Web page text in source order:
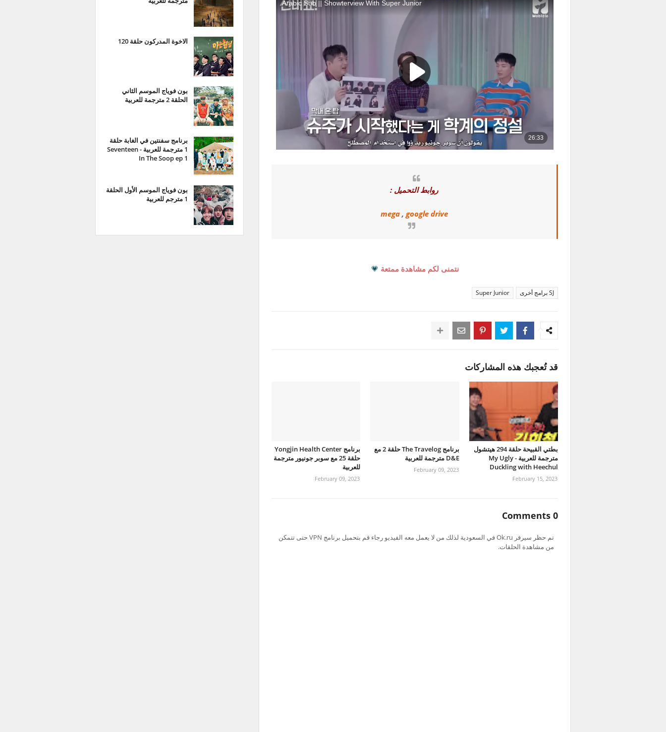
روابط التحميل :
mega, google drive
نتمنى لكم مشاهدة ممتعة 💗
SJ برامج أخرى Super Junior
قد تُعجبك هذه المشاركات
بطتي القبيحة حلقة 294 هيتشول
مترجمة للعربية - My Ugly
Duckling with Heechul
February 15, 2023
برنامج The Travelog حلقة 2 مع
D&E مترجمة للعربية
February 09, 2023
برنامج Yongjin Health Center
حلقة 25 مع سوبر جونيور مترجمة
للعربية
February 09, 2023
0 Comments
تم حظر سيرفر Ok.ru في السعودية لذلك من لا يعمل معه الفيديو رجاء قم بتحميل برنامج VPN حتى تتمكن
من مشاهدة الحلقات.
الاخوة المدركون حلقة 120
بون فوياج الموسم الثاني
الحلقة 2 مترجمة للعربية
برنامج سفنتين في الغابة حلقة
1 مترجمة للعربية - Seventeen
In The Soop ep 1
بون فوياج الموسم الأول الحلقة
1 مترجم للعربية